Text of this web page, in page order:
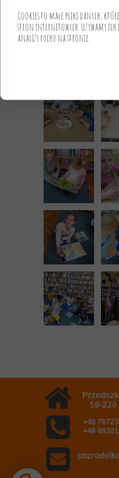
59-220
+48
+48
Cookies to małe pliki danych,
stron internetowych. Używamy ich
analizy ruchu na stronie.